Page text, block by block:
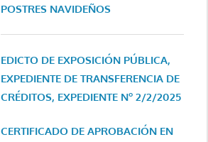
POSTRES NAVIDEÑOS
EDICTO DE EXPOSICIÓN PÚBLICA,
EXPEDIENTE DE TRANSFERENCIA DE
CRÉDITOS, EXPEDIENTE Nº 2/2/2025
CERTIFICADO DE APROBACIÓN EN